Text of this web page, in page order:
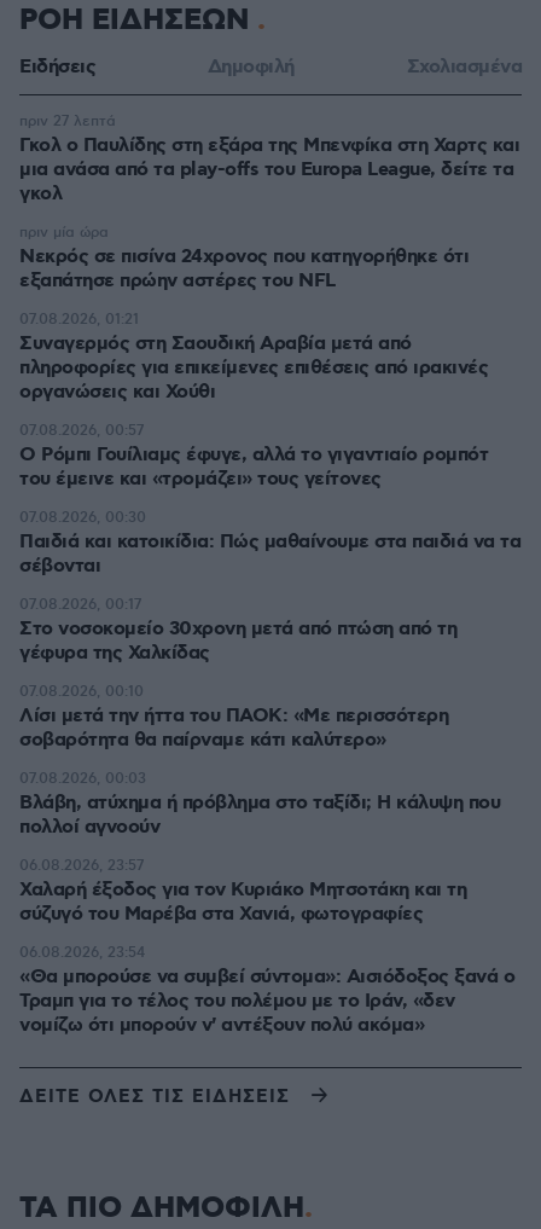
ΡΟΗ ΕΙΔΗΣΕΩΝ
Ειδήσεις Δημοφιλή Σχολιασμένα
Γκολ ο Παυλίδης στη εξάρα της Μπενφίκα στη Χαρτς και
μια ανάσα από τα play-offs του Europa League, δείτε τα
γκολ
πριν 27 λεπτά
Νεκρός σε πισίνα 24χρονος που κατηγορήθηκε ότι
εξαπάτησε πρώην αστέρες του NFL
πριν μία ώρα
Συναγερμός στη Σαουδική Αραβία μετά από
πληροφορίες για επικείμενες επιθέσεις από ιρακινές
οργανώσεις και Χούθι
07.08.2026, 01:21
Ο Ρόμπι Γουίλιαμς έφυγε, αλλά το γιγαντιαίο ρομπότ
του έμεινε και «τρομάζει» τους γείτονες
07.08.2026, 00:57
Παιδιά και κατοικίδια: Πώς μαθαίνουμε στα παιδιά να τα
σέβονται
07.08.2026, 00:30
Στο νοσοκομείο 30χρονη μετά από πτώση από τη
γέφυρα της Χαλκίδας
07.08.2026, 00:17
Λίσι μετά την ήττα του ΠΑΟΚ: «Με περισσότερη
σοβαρότητα θα παίρναμε κάτι καλύτερο»
07.08.2026, 00:10
Βλάβη, ατύχημα ή πρόβλημα στο ταξίδι; Η κάλυψη που
πολλοί αγνοούν
07.08.2026, 00:03
Χαλαρή έξοδος για τον Κυριάκο Μητσοτάκη και τη
σύζυγό του Μαρέβα στα Χανιά, φωτογραφίες
06.08.2026, 23:57
«Θα μπορούσε να συμβεί σύντομα»: Αισιόδοξος ξανά ο
Τραμπ για το τέλος του πολέμου με το Ιράν, «δεν
νομίζω ότι μπορούν ν' αντέξουν πολύ ακόμα»
06.08.2026, 23:54
ΔΕΙΤΕ ΟΛΕΣ ΤΙΣ ΕΙΔΗΣΕΙΣ
ΤΑ ΠΙΟ ΔΗΜΟΦΙΛΗ